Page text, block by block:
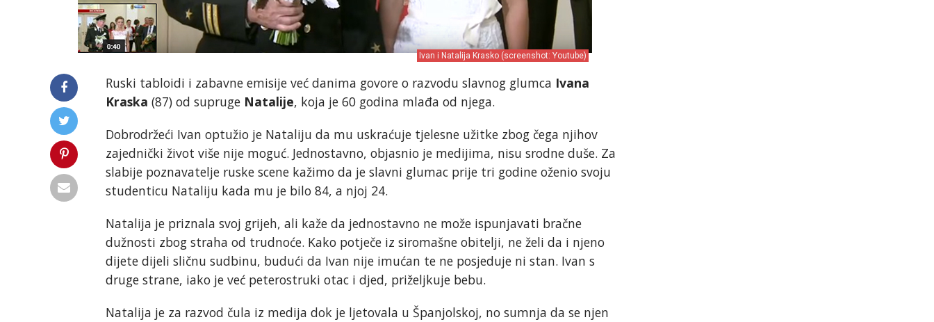
Ivan i Natalija Krasko (screenshot: Youtube)
Ruski tabloidi i zabavne emisije već danima govore o razvodu slavnog glumca Ivana
Kraska (87) od supruge Natalije, koja je 60 godina mlađa od njega.
Dobrodržeći Ivan optužio je Nataliju da mu uskraćuje tjelesne užitke zbog čega njihov
zajednički život više nije moguć. Jednostavno, objasnio je medijima, nisu srodne duše. Za
slabije poznavatelje ruske scene kažimo da je slavni glumac prije tri godine oženio svoju
studenticu Nataliju kada mu je bilo 84, a njoj 24.
Natalija je priznala svoj grijeh, ali kaže da jednostavno ne može ispunjavati bračne
dužnosti zbog straha od trudnoće. Kako potječe iz siromašne obitelji, ne želi da i njeno
dijete dijeli sličnu sudbinu, budući da Ivan nije imućan te ne posjeduje ni stan. Ivan s
druge strane, iako je već peterostruki otac i djed, priželjkuje bebu.
Natalija je za razvod čula iz medija dok je ljetovala u Španjolskoj, no sumnja da se njen